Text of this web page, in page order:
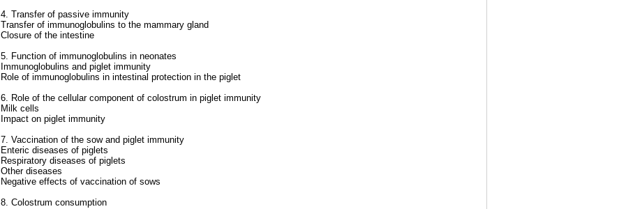
4. Transfer of passive immunity
Transfer of immunoglobulins to the mammary gland
Closure of the intestine
5. Function of immunoglobulins in neonates
Immunoglobulins and piglet immunity
Role of immunoglobulins in intestinal protection in the piglet
6. Role of the cellular component of colostrum in piglet immunity
Milk cells
Impact on piglet immunity
7. Vaccination of the sow and piglet immunity
Enteric diseases of piglets
Respiratory diseases of piglets
Other diseases
Negative effects of vaccination of sows
8. Colostrum consumption